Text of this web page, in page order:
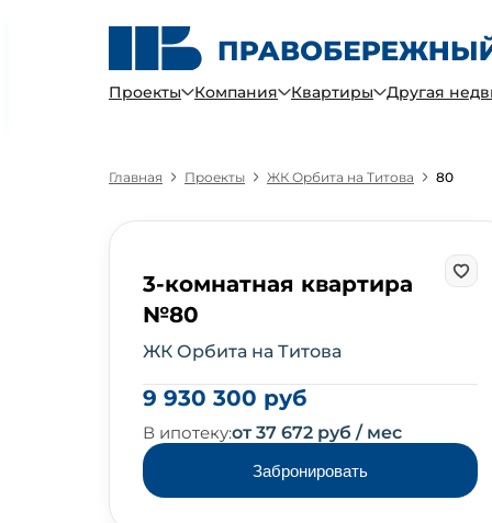
Проекты Компания Квартиры Другая
Главная Проекты ЖК Орбита на Титова 80
3-комнатная квартира
№80
ЖК Орбита на Титова
9 930 300 руб
В ипотеку:от 37 672 руб / мес
Забронировать